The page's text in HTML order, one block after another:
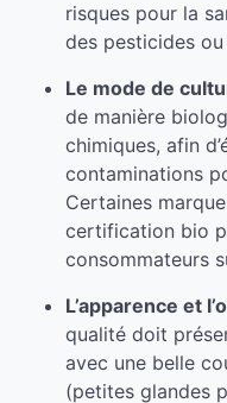
risques pour la
des pesticides
Le mode de
de manière
chimiques, afin
contaminations
Certaines
certification bio
consommateurs
L’apparence et
qualité doit
avec une belle
(petites glandes